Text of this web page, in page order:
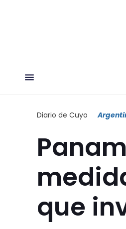
Diario de Cuyo
que